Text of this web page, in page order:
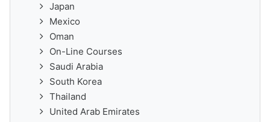
Japan
Mexico
Oman
On-Line Courses
Saudi Arabia
South Korea
Thailand
United Arab Emirates